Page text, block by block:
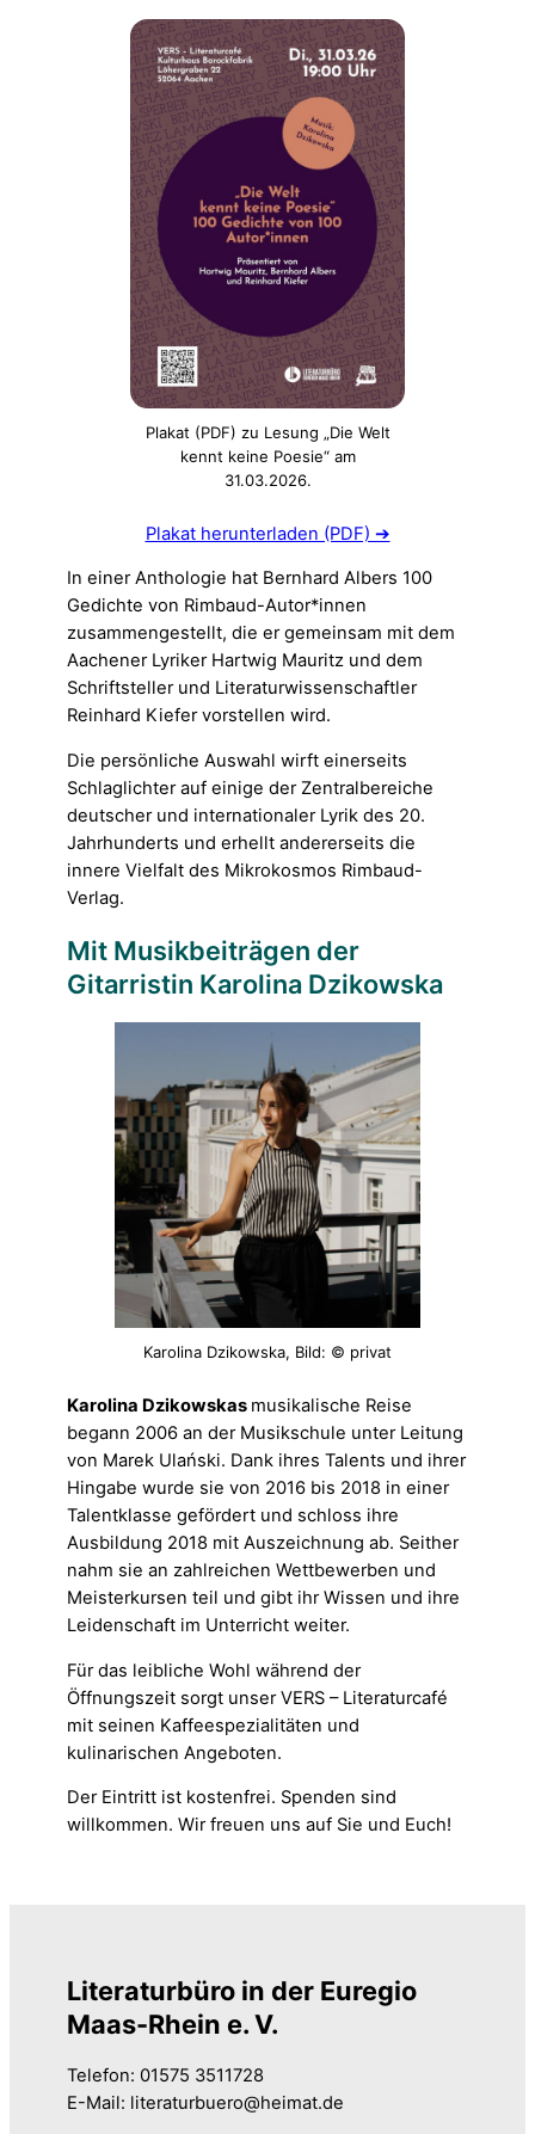
Plakat (PDF) zu Lesung „Die Welt
kennt keine Poesie“ am
31.03.2026.
Plakat herunterladen (PDF) ➔
In einer Anthologie hat Bernhard Albers 100
Gedichte von Rimbaud-Autor*innen
zusammengestellt, die er gemeinsam mit dem
Aachener Lyriker Hartwig Mauritz und dem
Schriftsteller und Literaturwissenschaftler
Reinhard Kiefer vorstellen wird.
Die persönliche Auswahl wirft einerseits
Schlaglichter auf einige der Zentralbereiche
deutscher und internationaler Lyrik des 20.
Jahrhunderts und erhellt andererseits die
innere Vielfalt des Mikrokosmos Rimbaud-
Verlag.
Mit Musikbeiträgen der
Gitarristin Karolina Dzikowska
Karolina Dzikowska, Bild: © privat
Karolina Dzikowskas musikalische Reise
begann 2006 an der Musikschule unter Leitung
von Marek Ulański. Dank ihres Talents und ihrer
Hingabe wurde sie von 2016 bis 2018 in einer
Talentklasse gefördert und schloss ihre
Ausbildung 2018 mit Auszeichnung ab. Seither
nahm sie an zahlreichen Wettbewerben und
Meisterkursen teil und gibt ihr Wissen und ihre
Leidenschaft im Unterricht weiter.
Für das leibliche Wohl während der
Öffnungszeit sorgt unser VERS – Literaturcafé
mit seinen Kaffeespezialitäten und
kulinarischen Angeboten.
Der Eintritt ist kostenfrei. Spenden sind
willkommen. Wir freuen uns auf Sie und Euch!
Literaturbüro in der Euregio
Maas-Rhein e. V.
Telefon: 01575 3511728
E-Mail: literaturbuero@heimat.de